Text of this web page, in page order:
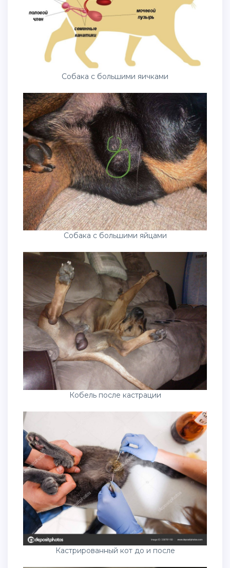
Собака с большими яичками
Собака с большими яйцами
Кобель после кастрации
Кастрированный кот до и после